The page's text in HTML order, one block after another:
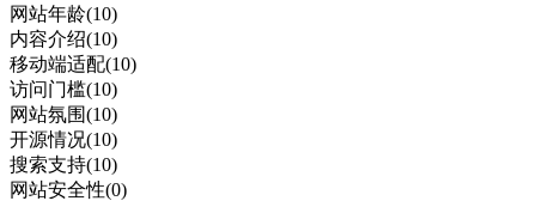
网站年龄(10)
内容介绍(10)
移动端适配(10)
访问门槛(10)
网站氛围(10)
开源情况(10)
搜索支持(10)
网站安全性(0)